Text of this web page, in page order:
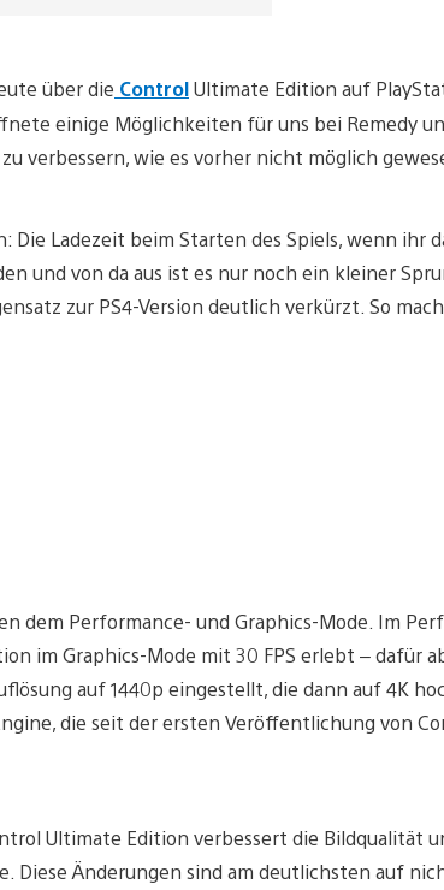
über die ControlUltimate Edition auf
einige Möglichkeiten für uns bei Remedy
verbessern, wie es vorher nicht möglich
Die Ladezeit beim Starten des Spiels, wenn ihr
und von da aus ist es nur noch ein kleiner
zur PS4-Version deutlich verkürzt. So
dem Performance- und Graphics-Mode. Im
im Graphics-Mode mit 30 FPS erlebt – dafür
auf 1440p eingestellt, die dann auf 4K
die seit der ersten Veröffentlichung von
Ultimate Edition verbessert die Bildqualität
Diese Änderungen sind am deutlichsten auf